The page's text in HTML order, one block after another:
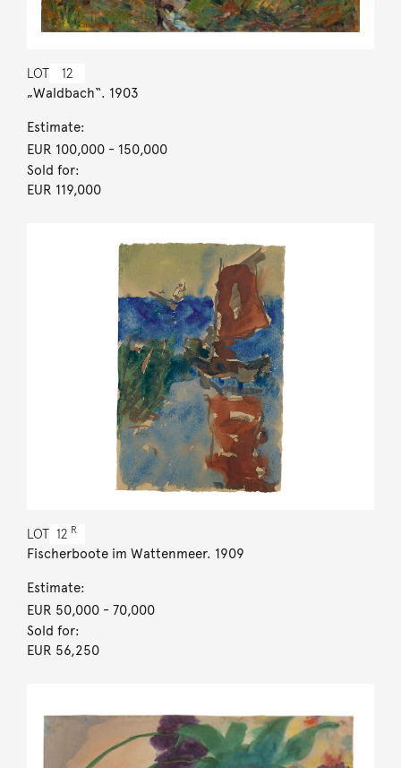
LOT 12
„Waldbach“. 1903
Estimate:
EUR 100,000- 150,000
Sold for:
EUR 119,000
LOT 12 R
Fischerboote im Wattenmeer. 1909
Estimate:
EUR 50,000- 70,000
Sold for:
EUR 56,250